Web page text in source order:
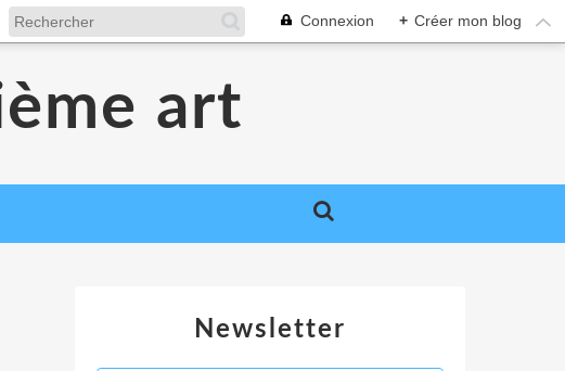
Connexion + Créer mon blog
art
Newsletter